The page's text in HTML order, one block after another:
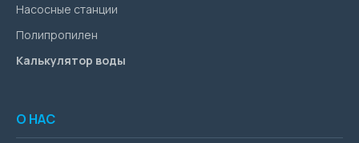
Насосные станции
Полипропилен
Калькулятор воды
О НАС